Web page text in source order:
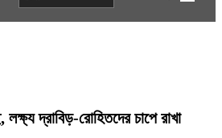
দ্রাবিড়-রোহিতদের চাপে রাখা